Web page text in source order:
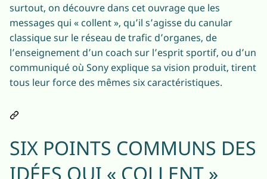
surtout, on découvre dans cet ouvrage que les
messages qui « collent », qu’il s’agisse du canular
classique sur le réseau de trafic d’organes, de
l’enseignement d’un coach sur l’esprit sportif, ou d’un
communiqué où Sony explique sa vision produit, tirent
tous leur force des mêmes six caractéristiques.
SIX POINTS COMMUNS DES
IDÉES QUI « COLLENT »